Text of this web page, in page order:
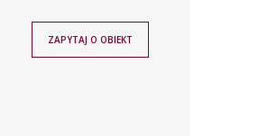
ZAPYTAJ O OBIEKT